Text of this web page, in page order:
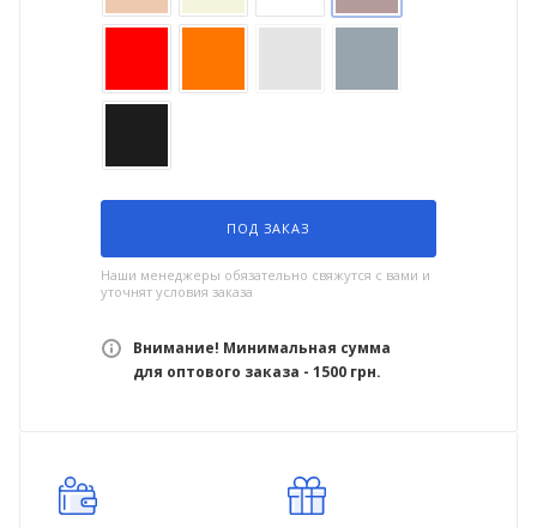
ПОД ЗАКАЗ
Наши менеджеры обязательно свяжутся с вами и
уточнят условия заказа
Внимание! Минимальная сумма
для оптового заказа - 1500 грн.